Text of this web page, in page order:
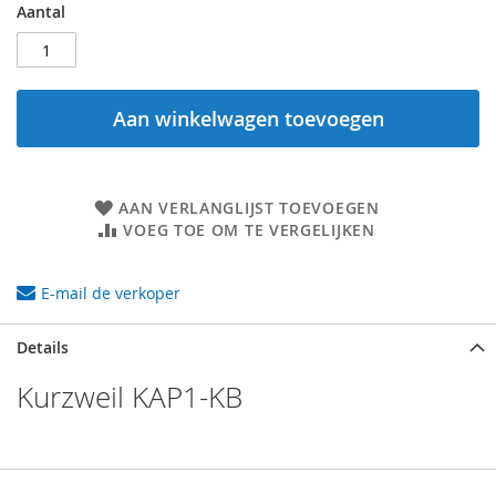
Aantal
Aan winkelwagen toevoegen
AAN VERLANGLIJST TOEVOEGEN
VOEG TOE OM TE VERGELIJKEN
E-mail de verkoper
Details
Kurzweil KAP1-KB